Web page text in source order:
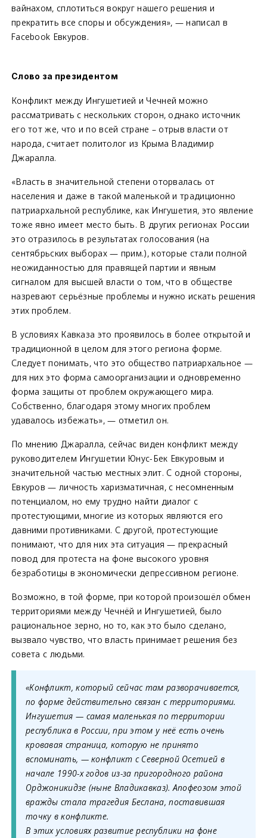
вайнахом, сплотиться вокруг нашего решения и
прекратить все споры и обсуждения», — написал в
Facebook Евкуров.
Слово за президентом
Конфликт между Ингушетией и Чечней можно
рассматривать с нескольких сторон, однако источник
его тот же, что и по всей стране – отрыв власти от
народа, считает политолог из Крыма Владимир
Джаралла.
«Власть в значительной степени оторвалась от
населения и даже в такой маленькой и традиционно
патриархальной республике, как Ингушетия, это явление
тоже явно имеет место быть. В других регионах России
это отразилось в результатах голосования (на
сентябрьских выборах — прим.), которые стали полной
неожиданностью для правящей партии и явным
сигналом для высшей власти о том, что в обществе
назревают серьёзные проблемы и нужно искать решения
этих проблем.
В условиях Кавказа это проявилось в более открытой и
традиционной в целом для этого региона форме.
Следует понимать, что это общество патриархальное —
для них это форма самоорганизации и одновременно
форма защиты от проблем окружающего мира.
Собственно, благодаря этому многих проблем
удавалось избежать», — отметил он.
По мнению Джаралла, сейчас виден конфликт между
руководителем Ингушетии Юнус-Бек Евкуровым и
значительной частью местных элит. С одной стороны,
Евкуров — личность харизматичная, с несомненным
потенциалом, но ему трудно найти диалог с
протестующими, многие из которых являются его
давними противниками. С другой, протестующие
понимают, что для них эта ситуация — прекрасный
повод для протеста на фоне высокого уровня
безработицы в экономически депрессивном регионе.
Возможно, в той форме, при которой произошёл обмен
территориями между Чечнёй и Ингушетией, было
рациональное зерно, но то, как это было сделано,
вызвало чувство, что власть принимает решения без
совета с людьми.
«Конфликт, который сейчас там разворачивается,
по форме действительно связан с территориями.
Ингушетия — самая маленькая по территории
республика в России, при этом у неё есть очень
кровавая страница, которую не принято
вспоминать, — конфликт с Северной Осетией в
начале 1990-х годов из-за пригородного района
Орджоникидзе (ныне Владикавказ). Апофеозом этой
вражды стала трагедия Беслана, поставившая
точку в конфликте.
В этих условиях развитие республики на фоне